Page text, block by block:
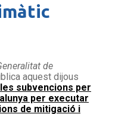
de
aquest dijous
subvencions per
per executar
de mitigació i